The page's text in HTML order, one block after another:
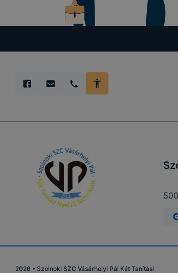
2026 • Szolnoki SZC Vásárhelyi Pál Két Tanítási